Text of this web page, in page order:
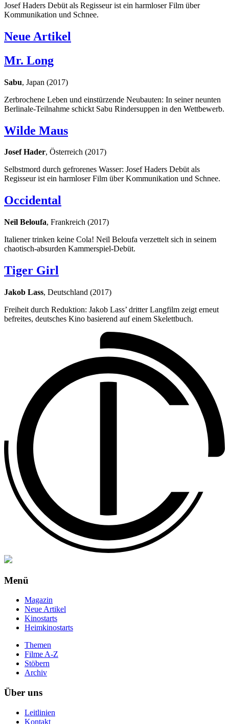
Josef Haders Debüt als Regisseur ist ein harmloser Film über
Kommunikation und Schnee.
Neue Artikel
Mr. Long
Sabu, Japan (2017)
Zerbrochene Leben und einstürzende Neubauten: In seiner neunten
Berlinale-Teilnahme schickt Sabu Rindersuppen in den Wettbewerb.
Wilde Maus
Josef Hader, Österreich (2017)
Selbstmord durch gefrorenes Wasser: Josef Haders Debüt als
Regisseur ist ein harmloser Film über Kommunikation und Schnee.
Occidental
Neïl Beloufa, Frankreich (2017)
Italiener trinken keine Cola! Neïl Beloufa verzettelt sich in seinem
chaotisch-absurden Kammerspiel-Debüt.
Tiger Girl
Jakob Lass, Deutschland (2017)
Freiheit durch Reduktion: Jakob Lass’ dritter Langfilm zeigt erneut
befreites, deutsches Kino basierend auf einem Skelettbuch.
Menü
Magazin
Neue Artikel
Kinostarts
Heimkinostarts
Themen
Filme A-Z
Stöbern
Archiv
Über uns
Leitlinien
Kontakt